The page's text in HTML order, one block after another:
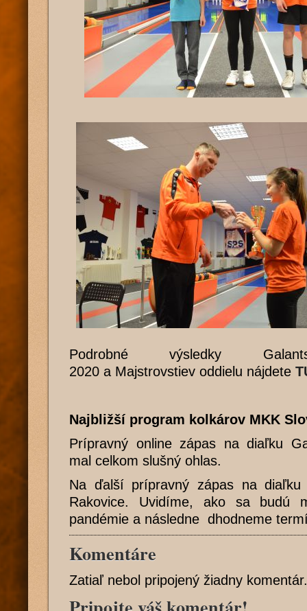
Podrobné výsledky
2020 a Majstrovstiev oddielu nájdete
Najbližší program kolkárov MKK
Prípravný online zápas na diaľku
mal celkom slušný ohlas.
Na ďalší prípravný zápas na
Rakovice. Uvidíme, ako sa budú
pandémie a následne dhodneme
Komentáre
Zatiaľ nebol pripojený žiadny